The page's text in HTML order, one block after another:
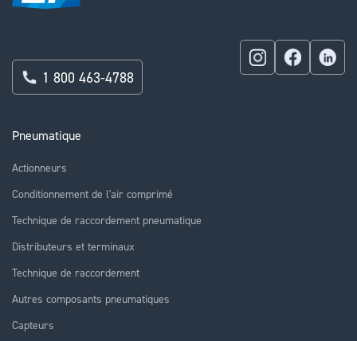
Pneumatique
Actionneurs
Conditionnement de l'air comprimé
Technique de raccordement pneumatique
Distributeurs et terminaux
Technique de raccordement
Autres composants pneumatiques
Capteurs
1 800 463-4788